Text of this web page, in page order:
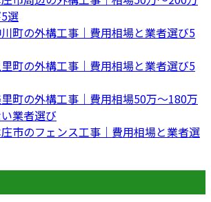
選
町の外構工事｜費用相場と業者選び5
町の外構工事｜費用相場と業者選び5
町の外構工事｜費用相場50万〜180万
業者選び
市のフェンス工事｜費用相場と業者選